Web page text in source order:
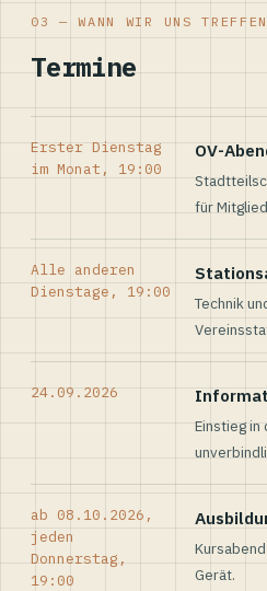
03 — WANN WIR UNS TREFFEN
Termine
Erster Dienstag
im Monat, 19:00
OV-
für
Alle anderen
Dienstage, 19:00
Technik
24.09.2026
Einstieg
ab 08.10.2026,
jeden
Donnerstag,
19:00
Gerät.